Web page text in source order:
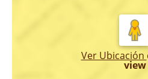
Ver Ubicación
view